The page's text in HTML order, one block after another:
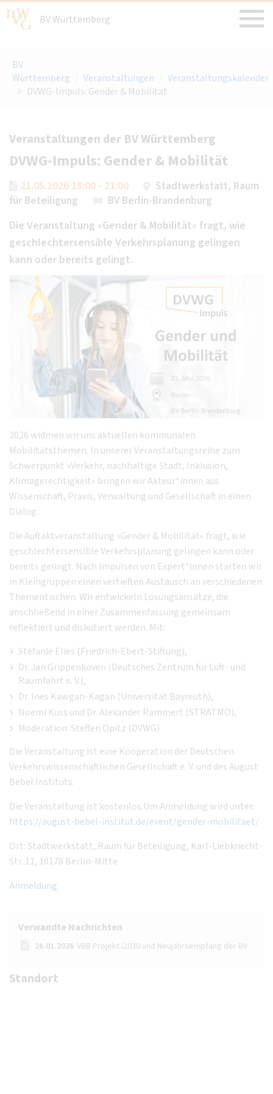
BV Württemberg
BV
Württemberg
Veranstaltungen
Veranstaltungskalender
DVWG-Impuls: Gender & Mobilität
Veranstaltungen der BV Württemberg
DVWG-Impuls: Gender & Mobilität
21.05.2026 18:00 - 21:00
Stadtwerkstatt, Raum
für Beteiligung
BV Berlin-Brandenburg
Die Veranstaltung »Gender & Mobilität« fragt, wie
geschlechtersensible Verkehrsplanung gelingen
kann oder bereits gelingt.
2026 widmen wir uns aktuellen kommunalen
Mobilitätsthemen. In unserer Veranstaltungsreihe zum
Schwerpunkt »Verkehr, nachhaltige Stadt, Inklusion,
Klimagerechtigkeit« bringen wir Akteur*innen aus
Wissenschaft, Praxis, Verwaltung und Gesellschaft in einen
Dialog.
Die Auftaktveranstaltung »Gender & Mobilität« fragt, wie
geschlechtersensible Verkehrsplanung gelingen kann oder
bereits gelingt. Nach Impulsen von Expert*innen starten wir
in Kleingruppen einen vertieften Austausch an verschiedenen
Thementischen. Wir entwickeln Lösungsansätze, die
anschließend in einer Zusammenfassung gemeinsam
reflektiert und diskutiert werden. Mit:
Stefanie Elies (Friedrich-Ebert-Stiftung),
Dr. Jan Grippenkoven (Deutsches Zentrum für Luft- und
Raumfahrt e. V.),
Dr. Ines Kawgan-Kagan (Universität Bayreuth),
Noemi Kuss und Dr. Alexander Rammert (STRATMO),
Moderation: Steffen Opitz (DVWG)
Die Veranstaltung ist eine Kooperation der Deutschen
Verkehrswissenschaftlichen Gesellschaft e. V. und des August
Bebel Instituts.
Die Veranstaltung ist kostenlos.Um Anmeldung wird unter:
https://august-bebel-institut.de/event/gender-mobilitaet/
Ort: Stadtwerkstatt, Raum für Beteiligung, Karl-Liebknecht-
Str. 11, 10178 Berlin-Mitte
Anmeldung
Verwandte Nachrichten
26.01.2026 VBB Projekt i2030 und Neujahrsempfang der BV
Standort